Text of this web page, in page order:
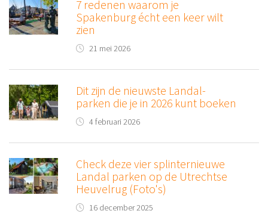
7 redenen waarom je
Spakenburg écht een keer wilt
zien
21 mei 2026
Dit zijn de nieuwste Landal-
parken die je in 2026 kunt boeken
4 februari 2026
Check deze vier splinternieuwe
Landal parken op de Utrechtse
Heuvelrug (Foto's)
16 december 2025